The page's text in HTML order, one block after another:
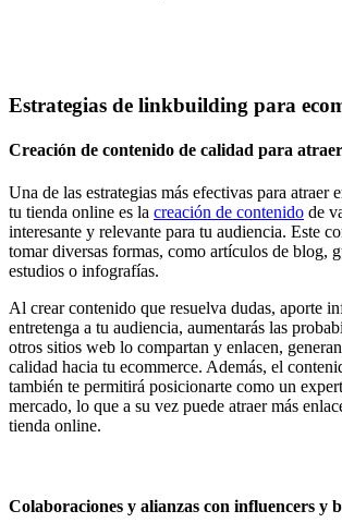
Estrategias de linkbuilding para
Creación de contenido de calidad para
Una de las estrategias más efectivas para atraer
tu tienda online es la creación de contenido de
interesante y relevante para tu audiencia. Este
tomar diversas formas, como artículos de blog,
estudios o infografías.
Al crear contenido que resuelva dudas, aporte
entretenga a tu audiencia, aumentarás las
otros sitios web lo compartan y enlacen,
calidad hacia tu ecommerce. Además, el
también te permitirá posicionarte como un
mercado, lo que a su vez puede atraer más
tienda online.
Colaboraciones y alianzas con influencers y